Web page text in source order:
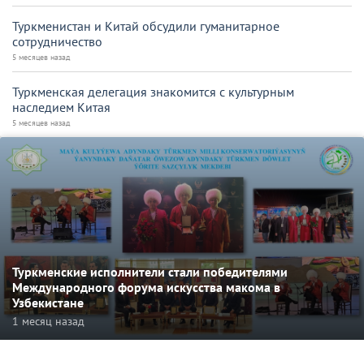
Туркменистан и Китай обсудили гуманитарное
сотрудничество
5 месяцев назад
Туркменская делегация знакомится с культурным
наследием Китая
5 месяцев назад
Туркменские исполнители стали победителями
Международного форума искусства макома в
Узбекистане
1 месяц назад